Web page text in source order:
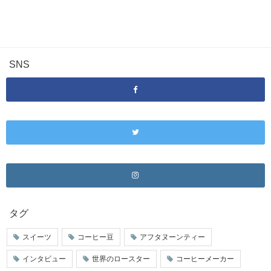
SNS
タグ
スイーツ コーヒー豆 アフタヌーンティー
インタビュー 世界のロースター コーヒーメーカー